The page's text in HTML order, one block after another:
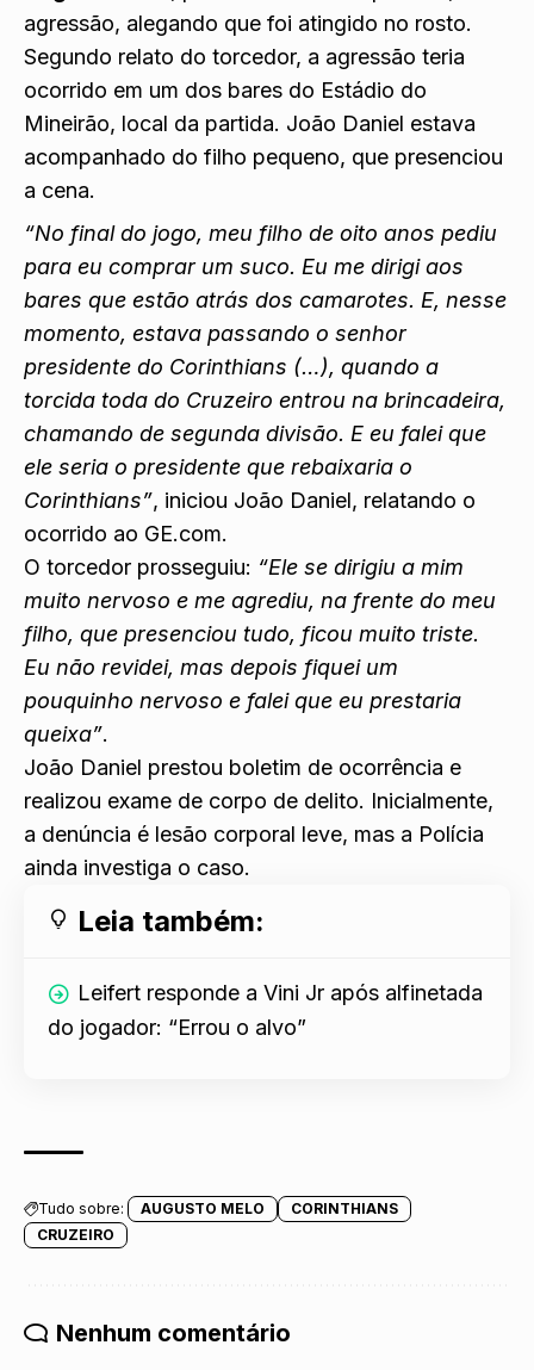
agressão, alegando que foi atingido no rosto.
Segundo relato do torcedor, a agressão teria
ocorrido em um dos bares do Estádio do
Mineirão, local da partida. João Daniel estava
acompanhado do filho pequeno, que presenciou
a cena.
“No final do jogo, meu filho de oito anos pediu
para eu comprar um suco. Eu me dirigi aos
bares que estão atrás dos camarotes. E, nesse
momento, estava passando o senhor
presidente do Corinthians (…), quando a
torcida toda do Cruzeiro entrou na brincadeira,
chamando de segunda divisão. E eu falei que
ele seria o presidente que rebaixaria o
Corinthians”, iniciou João Daniel, relatando o
ocorrido ao GE.com.
O torcedor prosseguiu: “Ele se dirigiu a mim
muito nervoso e me agrediu, na frente do meu
filho, que presenciou tudo, ficou muito triste.
Eu não revidei, mas depois fiquei um
pouquinho nervoso e falei que eu prestaria
queixa”.
João Daniel prestou boletim de ocorrência e
realizou exame de corpo de delito. Inicialmente,
a denúncia é lesão corporal leve, mas a Polícia
ainda investiga o caso.
Leia também:
Leifert responde a Vini Jr após alfinetada
do jogador: “Errou o alvo”
Tudo sobre: AUGUSTO MELO
CORINTHIANS
CRUZEIRO
Nenhum comentário